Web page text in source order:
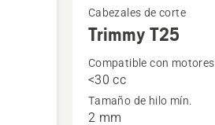
más
detalles
sobre
T25
Cabezales de corte
Trimmy T25
Compatible con motores
<30 cc
Tamaño de hilo mín.
2 mm